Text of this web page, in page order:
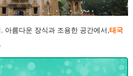
아름다운 장식과 조용한 공간에서,태국